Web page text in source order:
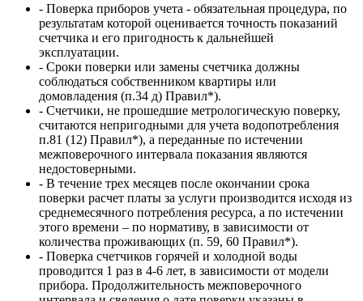
- Поверка приборов учета - обязательная процедура, по
результатам которой оценивается точность показаний
счетчика и его пригодность к дальнейшей
эксплуатации.
- Сроки поверки или замены счетчика должны
соблюдаться собственником квартиры или
домовладения (п.34 д) Правил*).
- Счетчики, не прошедшие метрологическую поверку,
считаются непригодными для учета водопотребления
п.81 (12) Правил*), а переданные по истечении
межповерочного интервала показания являются
недостоверными.
- В течение трех месяцев после окончании срока
поверки расчет платы за услуги производится исходя из
среднемесячного потребления ресурса, а по истечении
этого времени – по нормативу, в зависимости от
количества проживающих (п. 59, 60 Правил*).
- Поверка счетчиков горячей и холодной воды
проводится 1 раз в 4-6 лет, в зависимости от модели
прибора. Продолжительность межповерочного